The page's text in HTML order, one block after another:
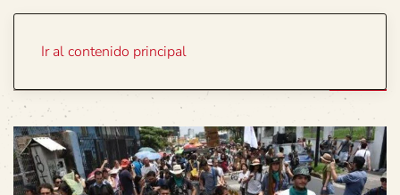
Ir al contenido principal